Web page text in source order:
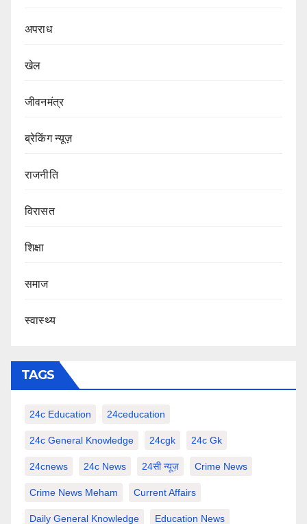
अपराध
खेल
जीवनमंत्र
ब्रेकिंग न्यूज़
राजनीति
‍‍विरासत
शिक्षा
समाज
स्वास्थ्य
TAGS
24c Education 24ceducation
24c General Knowledge 24cgk 24c Gk
24cnews 24c News 24सी न्यूज़ Crime News
Crime News Meham Current Affairs
Daily General Knowledge Education News